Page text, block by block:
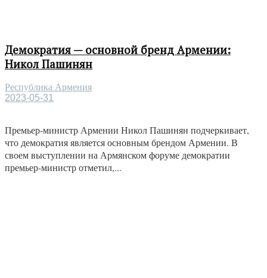
Демократия — основной бренд Армении:
Никол Пашинян
Республика Армения
2023-05-31
Премьер-министр Армении Никол Пашинян подчеркивает,
что демократия является основным брендом Армении. В
своем выступлении на Армянском форуме демократии
премьер-министр отметил,...